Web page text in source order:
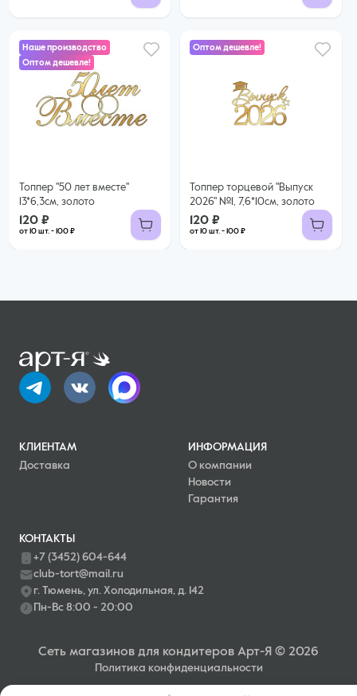
Наше производство
Оптом дешевле!
Топпер "50 лет вместе"
13*6,3см, золото
120 ₽
от 10 шт. - 100 ₽
120 ₽
100 ₽ за шт. при заказе от 10 шт.
Оптом дешевле!
Топпер торцевой "Выпуск
2026" №1, 7,6*10см, золото
120 ₽
от 10 шт. - 100 ₽
120 ₽
100 ₽ за шт. при заказе от 10 шт.
КЛИЕНТАМ
Доставка
ИНФОРМАЦИЯ
О компании
Новости
Гарантия
КОНТАКТЫ
+7 (3452) 604-644
club-tort@mail.ru
г. Тюмень, ул. Холодильная, д. 142
Пн-Вс 8:00 - 20:00
Сеть магазинов для кондитеров Арт-Я © 2026
Политика конфиденциальности